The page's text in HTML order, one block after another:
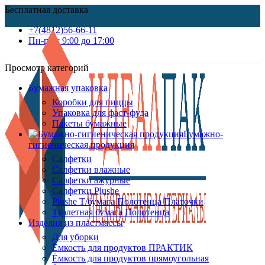
Бесплатная доставка
+7(4812)56-66-11
Пн-пт c 9:00 до 17:00
Просмотр категорий
Бумажная упаковка
Коробки для пиццы
Упаковка для фаст-фуда
Пакеты бумажные
Бумажно-
гигиеническая продукция
Салфетки
Салфетки влажные
Салфетки ажурные
Салфетки Plushe
Plushe Т/бумага Полотенца Платочки
Туалетная бумага Полотенца
Изделия из пластмассы
Для уборки
Ёмкость для продуктов ПРАКТИК
Ёмкость для продуктов прямоугольная